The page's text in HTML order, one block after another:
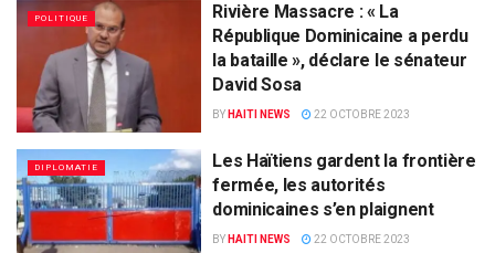
POLITIQUE
Rivière Massacre : « La
République Dominicaine a perdu
la bataille », déclare le sénateur
David Sosa
BY HAITI NEWS 22 OCTOBRE 2023
DIPLOMATIE
Les Haïtiens gardent la frontière
fermée, les autorités
dominicaines s’en plaignent
BY HAITI NEWS 22 OCTOBRE 2023